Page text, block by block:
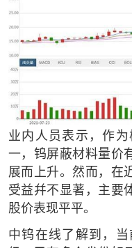
业内人员表示，作
一，钨屏蔽材料量价
展而上升。然而，在
受益幷不显著，主要
股价表现平平。
中钨在线了解到，